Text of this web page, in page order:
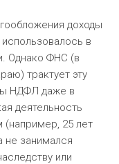
доходы
в
Однако ФНС (в
трактует эту
НДФЛ даже в
деятельность
25 лет
не занимался
или